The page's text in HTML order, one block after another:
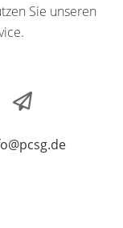
Sie unseren